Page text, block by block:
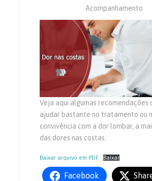
Acompanhamento
Veja aqui algumas recomendações
ajudar bastante no tratamento ou
convivência com a dor lombar, a
das dores nas costas.
Baixar arquivo em PDF Baixar
Facebook